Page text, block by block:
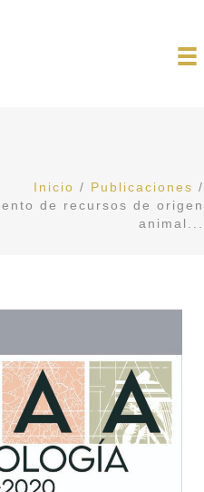
Inicio / Publicaciones /
de recursos de origen
animal...